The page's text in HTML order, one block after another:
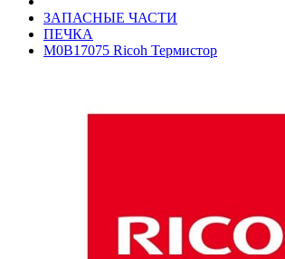
ЗАПАСНЫЕ ЧАСТИ
ПЕЧКА
M0B17075 Ricoh Термистор